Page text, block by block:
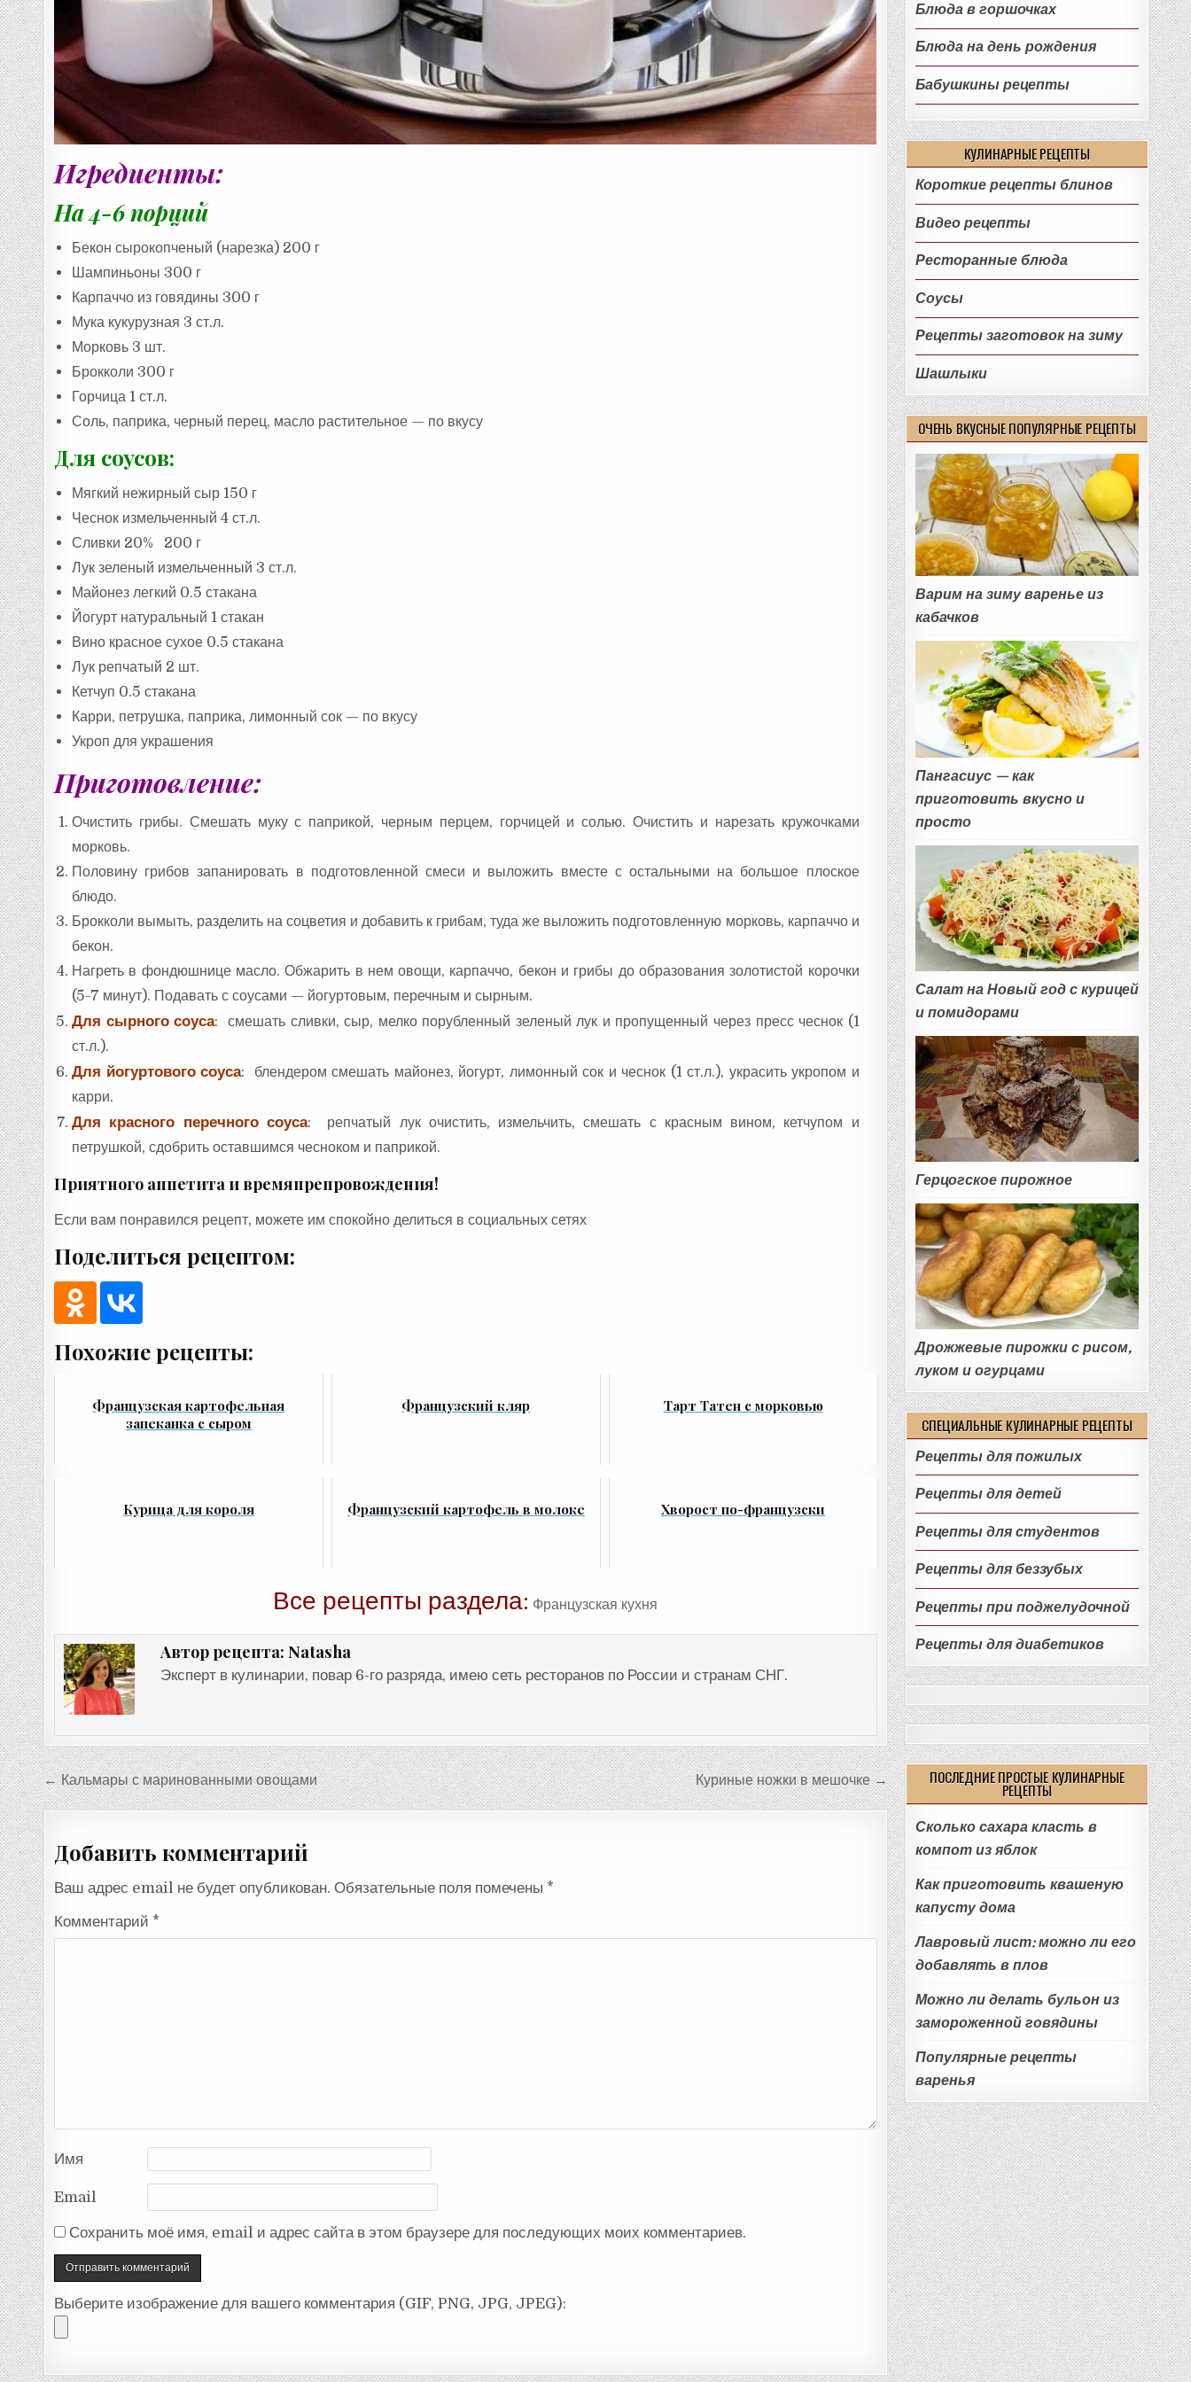
Игредиенты:
На 4-6 порций
Бекон сырокопченый (нарезка) 200 г
Шампиньоны 300 г
Карпаччо из говядины 300 г
Мука кукурузная 3 ст.л.
Морковь 3 шт.
Брокколи 300 г
Горчица 1 ст.л.
Соль, паприка, черный перец, масло растительное — по вкусу
Для соусов:
Мягкий нежирный сыр 150 г
Чеснок измельченный 4 ст.л.
Сливки 20% 200 г
Лук зеленый измельченный 3 ст.л.
Майонез легкий 0.5 стакана
Йогурт натуральный 1 стакан
Вино красное сухое 0.5 стакана
Лук репчатый 2 шт.
Кетчуп 0.5 стакана
Карри, петрушка, паприка, лимонный сок — по вкусу
Укроп для украшения
Приготовление:
Очистить грибы. Смешать муку с паприкой, черным перцем, горчицей и солью. Очистить и нарезать кружочками
морковь.
Половину грибов запанировать в подготовленной смеси и выложить вместе с остальными на большое плоское
блюдо.
Брокколи вымыть, разделить на соцветия и добавить к грибам, туда же выложить подготовленную морковь, карпаччо и
бекон.
Нагреть в фондюшнице масло. Обжарить в нем овощи, карпаччо, бекон и грибы до образования золотистой корочки
(5-7 минут). Подавать с соусами — йогуртовым, перечным и сырным.
Для сырного соуса: смешать сливки, сыр, мелко порубленный зеленый лук и пропущенный через пресс чеснок (1
ст.л.).
Для йогуртового соуса: блендером смешать майонез, йогурт, лимонный сок и чеснок (1 ст.л.), украсить укропом и
карри.
Для красного перечного соуса: репчатый лук очистить, измельчить, смешать с красным вином, кетчупом и
петрушкой, сдобрить оставшимся чесноком и паприкой.
Приятного аппетита и времяпрепровождения!
Если вам понравился рецепт, можете им спокойно делиться в социальных сетях
Поделиться рецептом:
Похожие рецепты:
Французская картофельная
запеканка с сыром
Французский кляр Тарт Татен с морковью
Курица для короля Французский картофель в молоке Хворост по-французски
Все рецепты раздела: Французская кухня
Автор рецепта: Natasha
Эксперт в кулинарии, повар 6-го разряда, имею сеть ресторанов по России и странам СНГ.
Навигация
по
записям
← Кальмары с маринованными овощами Куриные ножки в мешочке →
Добавить комментарий
Ваш адрес email не будет опубликован. Обязательные поля помечены *
Комментарий *
Имя
Email
Сохранить моё имя, email и адрес сайта в этом браузере для последующих моих комментариев.
Выберите изображение для вашего комментария (GIF, PNG, JPG, JPEG):
Блюда в горшочках
Блюда на день рождения
Бабушкины рецепты
КУЛИНАРНЫЕ РЕЦЕПТЫ
Короткие рецепты блинов
Видео рецепты
Ресторанные блюда
Соусы
Рецепты заготовок на зиму
Шашлыки
ОЧЕНЬ ВКУСНЫЕ ПОПУЛЯРНЫЕ РЕЦЕПТЫ
Варим на зиму варенье из
кабачков
Пангасиус — как
приготовить вкусно и
просто
Салат на Новый год с курицей
и помидорами
Герцогское пирожное
Дрожжевые пирожки с рисом,
луком и огурцами
СПЕЦИАЛЬНЫЕ КУЛИНАРНЫЕ РЕЦЕПТЫ
Рецепты для пожилых
Рецепты для детей
Рецепты для студентов
Рецепты для беззубых
Рецепты при поджелудочной
Рецепты для диабетиков
ПОСЛЕДНИЕ ПРОСТЫЕ КУЛИНАРНЫЕ
РЕЦЕПТЫ
Сколько сахара класть в
компот из яблок
Как приготовить квашеную
капусту дома
Лавровый лист: можно ли его
добавлять в плов
Можно ли делать бульон из
замороженной говядины
Популярные рецепты
варенья